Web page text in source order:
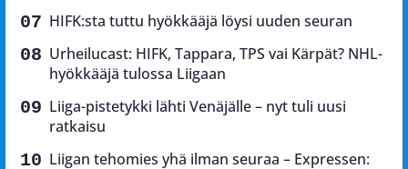
HIFK:sta tuttu hyökkääjä löysi uuden seuran
Urheilucast: HIFK, Tappara, TPS vai Kärpät? NHL-
hyökkääjä tulossa Liigaan
Liiga-pistetykki lähti Venäjälle – nyt tuli uusi
ratkaisu
Liigan tehomies yhä ilman seuraa – Expressen: